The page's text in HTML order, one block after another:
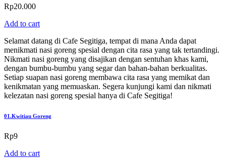
Rp20.000
Add to cart
Selamat datang di Cafe Segitiga, tempat di mana Anda dapat
menikmati nasi goreng spesial dengan cita rasa yang tak tertandingi.
Nikmati nasi goreng yang disajikan dengan sentuhan khas kami,
dengan bumbu-bumbu yang segar dan bahan-bahan berkualitas.
Setiap suapan nasi goreng membawa cita rasa yang memikat dan
kenikmatan yang memuaskan. Segera kunjungi kami dan nikmati
kelezatan nasi goreng spesial hanya di Cafe Segitiga!
01.Kwitiau Goreng
Rp9
Add to cart